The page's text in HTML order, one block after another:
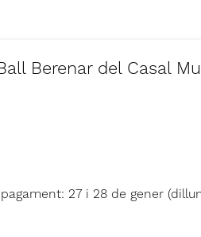
Berenar del Casal
27 i 28 de gener